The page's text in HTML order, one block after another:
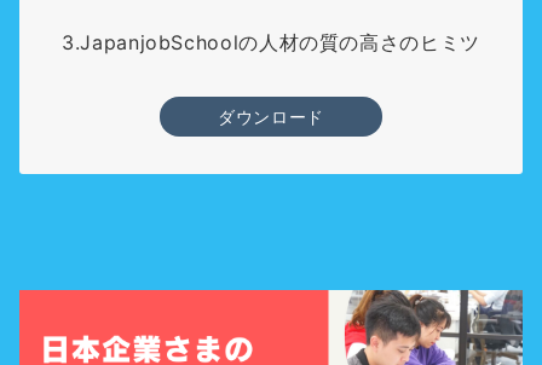
3.JapanjobSchoolの人材の質の高さのヒミツ
ダウンロード